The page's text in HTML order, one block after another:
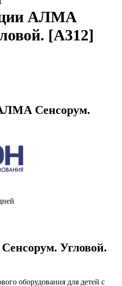
АЛМА
[А312]
Сенсорум.
Угловой.
оборудования для детей с